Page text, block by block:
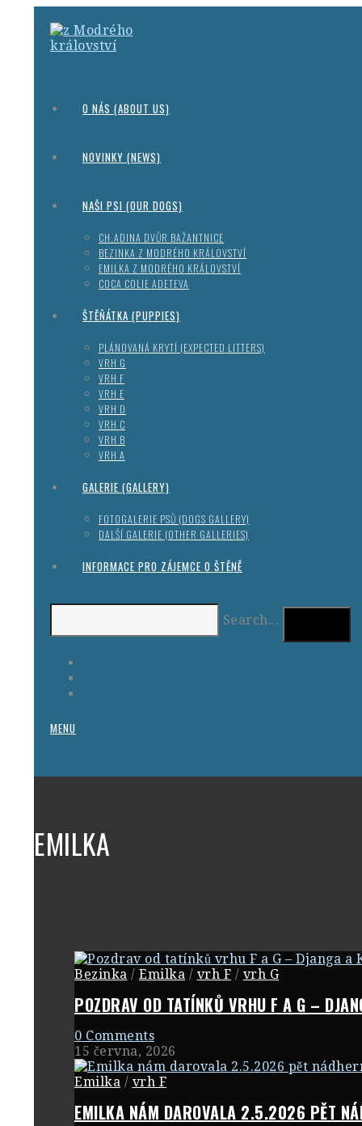
O NÁS (ABOUT US)
NOVINKY (NEWS)
NAŠI PSI (OUR DOGS)
CH.ADINA DVŮR BAŽANTNICE
BEZINKA Z MODRÉHO KRÁLOVSTVÍ
EMILKA Z MODRÉHO KRÁLOVSTVÍ
COCA COLIE ADETEVA
ŠTĚŇÁTKA (PUPPIES)
PLÁNOVANÁ KRYTÍ (EXPECTED LITTERS)
VRH G
VRH F
VRH E
VRH D
VRH C
VRH B
VRH A
GALERIE (GALLERY)
FOTOGALERIE PSŮ (DOGS GALLERY)
DALŠÍ GALERIE (OTHER GALLERIES)
INFORMACE PRO ZÁJEMCE O ŠTĚNĚ
Search...
MENU
EMILKA
Bezinka / Emilka / vrh F / vrh G
POZDRAV OD TATÍNKŮ VRHU F A G –
0 Comments
15 června, 2026
Emilka / vrh F
EMILKA NÁM DAROVALA 2.5.2026 PĚT